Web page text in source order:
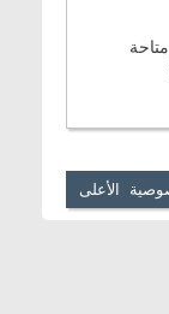
متاحة
الأعلى